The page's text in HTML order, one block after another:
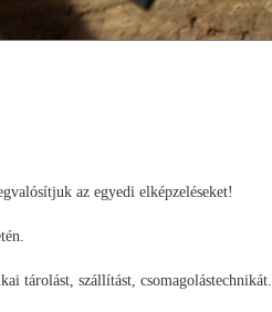
az egyedi elképzeléseket!
tárolást, szállítást, csomagolástechnikát.